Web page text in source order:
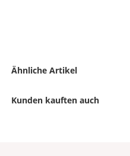
Ähnliche Artikel
Kunden kauften auch